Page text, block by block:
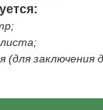
заключения